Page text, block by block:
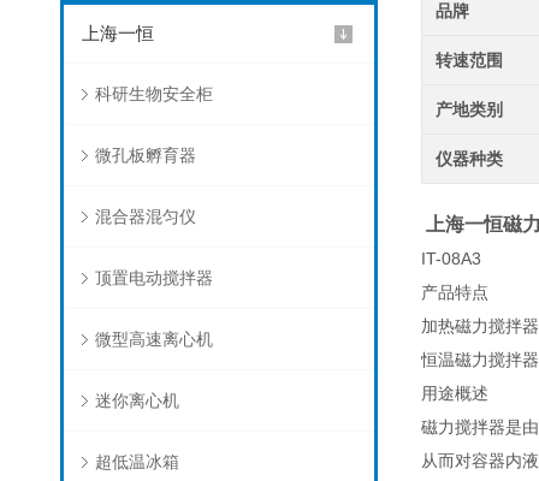
上海一恒
科研生物安全柜
微孔板孵育器
混合器混匀仪
顶置电动搅拌器
微型高速离心机
迷你离心机
超低温冰箱
品牌
转速范围
产地类别
仪器种类
上海一恒磁
IT-08A3
产品特点
加热磁力搅拌
恒温磁力搅拌
用途概述
磁力搅拌器是
从而对容器内